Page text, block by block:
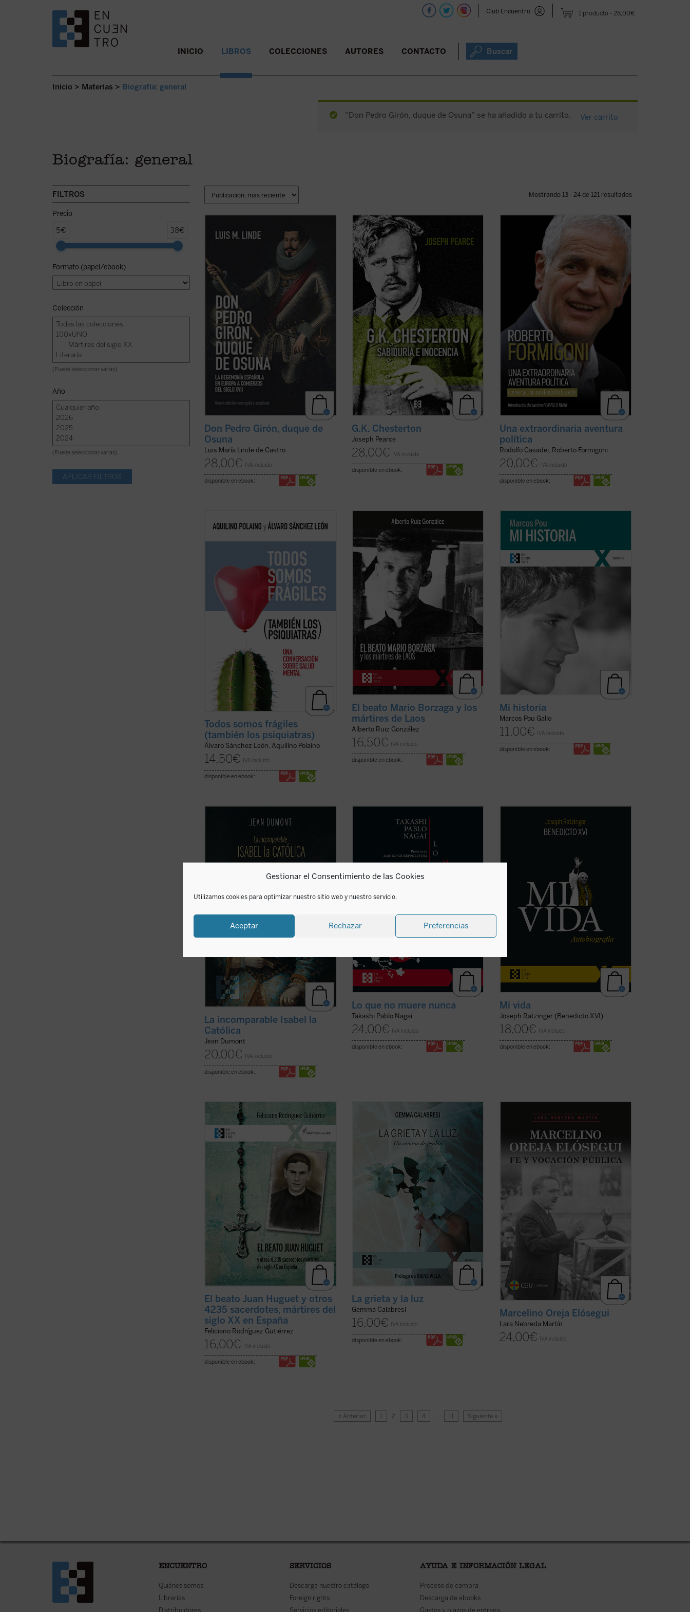
Gestionar el Consentimiento de las Cookies
Utilizamos cookies para optimizar nuestro sitio web y nuestro servicio.
Aceptar Rechazar Preferencias
1 producto 28,00€
Club Encuentro
SALTAR AL CONTENIDO. INICIO LIBROS COLECCIONES AUTORES CONTACTO Buscar
Inicio > Materias > Biografía: general
“Don Pedro Girón, duque de Osuna” se ha añadido a tu carrito. Ver carrito
Biografía: general
FILTROS
Precio
5€ 38€
Formato (papel/ebook)
Colección
(Puede seleccionar varias)
Año
(Puede seleccionar varias)
Mostrando 13 - 24 de 121 resultados
El «Grande Osuna», como le llamó su
amigo y agente, Francisco de Quevedo,
fue un personaje legendario aún en vida
y, con el tiempo, pasó a ser uno de los
más destacados «réprobos» de la
Leyenda Negra. Su biografía, sin las
fantasías y ...(ver ficha)
Don Pedro Girón, duque de
Osuna
Luis María Linde de Castro
28,00€ IVA incluido
disponible en ebook:
Edición 150 aniversario del nacimiento de
Chesterton.
«Pearce consigue que la vida de
Chesterton fluya con pulso de novela (...)
LeerG.K. Chesterton. Sabiduría e
inocenciaes altamente recomendable,
salvo que uno prefiera pasar ...
G.K. Chesterton
Joseph Pearce
28,00€ IVA incluido
disponible en ebook:
Este libro relata sesenta años de historia
de Italia, vividos y vistos a través de los
ojos de un joven político extraordinario
de la región de Lombardía. No es solo la
historia de un individuo, sino también la
historia de un pueblo ...(ver ficha)
Una extraordinaria aventura
política
Rodolfo Casadei, Roberto Formigoni
20,00€ IVA incluido
disponible en ebook:
¿Qué bulle dentro de un psiquiatra que
miles de biografías? Conversar con uno
de su carrera médica justo después de
colgar la bata es sanador. Más de cien
preguntas sobre él y sobre cada uno de
(ver ficha)
Todos somos frágiles
(también los psiquiatras)
Álvaro Sánchez León, Aquilino Polaino
14,50€ IVA incluido
disponible en ebook:
Mario Borzaga, natural de Trento, había
llegado a Laos en 1957, recién ordenado
sacerdote. Fue martirizado poco
después, en 1960, a sus 27 años. Escribió
un precioso diario que da voz a su
vocación de misionero oblato, que
ilumina la ...
(ver ficha)
El beato Mario Borzaga y los
mártires de Laos
Alberto Ruiz González
16,50€ IVA incluido
disponible en ebook:
«Es algo extraño hablar de 'mi historia'
puesto que lo único interesante en ella,
lo único que la salva de ser una historia
aburrida y plana es lo que Cristo ha
hecho en mi vida. Por lo tanto, es más
bien la historia de lo que Cristo ha hecho
... (ver ficha)
Mi historia
Marcos Pou Gallo
11,00€ IVA incluido
disponible en ebook:
A través de un estilo ameno y accesible,
Isabel y nos presenta a una mujer de
gran inteligencia, astucia y
determinación, que supo afrontar los
unidad de España. Una obra ...(ver ficha)
La incomparable Isabel la
Católica
Jean Dumont
20,00€ IVA incluido
disponible en ebook:
Lo que no muere nunca es la
autobiografía de Takashi Nagai, en la que
el autor recorre su vida, desde la infancia
hasta el día de la explosión de la bomba
atómica, captando los numerosos
como la ...(ver ficha)
Lo que no muere nunca
Takashi Pablo Nagai
24,00€ IVA incluido
disponible en ebook:
Al hilo de su historia personal, Ratzinger
repasa los problemas de la Iglesia
lector. La incorporación de un texto a
cargo de Giuliano Vigini que reconstruye
Mi vida
Joseph Ratzinger (Benedicto XVI)
18,00€ IVA incluido
disponible en ebook:
Este es el primer libro sobre los 4.235
sacerdotes y seminaristas mártires del
siglo XX en España. Pequeña, pero
hermosa y precisa herramienta para
conocer una gran historia. Los mártires
del siglo XX son testigos admirables de
la causa del ...
El beato Juan Huguet y otros
4235 sacerdotes, mártires del
siglo XX en España
Feliciano Rodríguez Gutiérrez
16,00€ IVA incluido
disponible en ebook:
Este libro es el relato de un viaje, el que
Calabresi, ha recorrido desde el día del
asesinato de su marido. Con prólogo de
La grieta y la luz es un
testimonio intenso, conmovedor y
sincero ...
(ver ficha)
La grieta y la luz
Gemma Calabresi
16,00€ IVA incluido
disponible en ebook:
«Siempre quise saber más sobre la vida
fue asesinado en Mondragón el 5 de
octubre de 1934 estando mi madre
embarazada de su primer y único hijo; yo
nací el 13 de febrero de 1935.
Marcelino Oreja Elósegui
Lara Nebreda Martín
24,00€ IVA incluido
« Anterior 1 2 3 4 … 11 Siguiente »
ENCUENTRO
Quiénes somos
Librerías
Distribuidores
SERVICIOS
Descarga nuestro catálogo
Foreign rights
Servicios editoriales
AYUDA E INFORMACIÓN LEGAL
Proceso de compra
Descarga de ebooks
Gastos y plazos de entrega